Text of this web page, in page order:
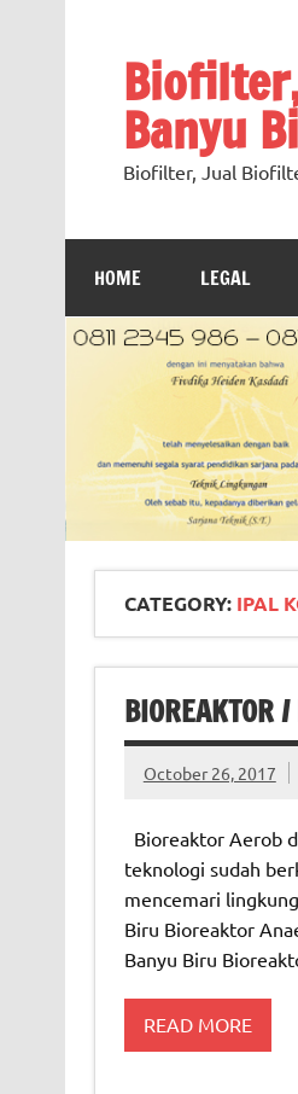
Banyu
Biofilter, Jual
HOME LEGAL
CATEGORY: IPAL
BIOREAKTOR
October 26, 2017
Bioreaktor Aerob
teknologi sudah
mencemari
Biru Bioreaktor
Banyu Biru
READ MORE